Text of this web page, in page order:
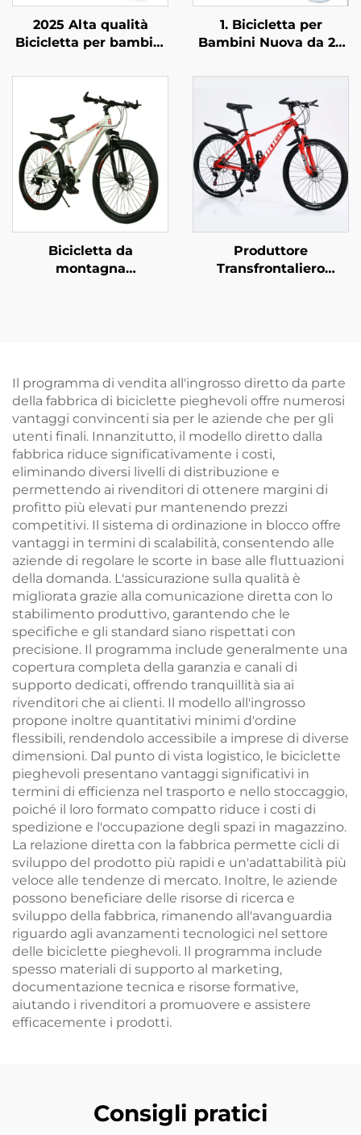
2025 Alta qualità
Bicicletta per bambini
acciaio Singola
velocità & Freno a
pedale posteriore
Design semplice e
sicuro per ragazzi e
ragazze
1. Bicicletta per
Bambini Nuova da 20
Anni, Colori Popolari,
una Bicicletta Bella e
Studiata per le
Ragazze
Bicicletta da
montagna
acciaio, fuoristrada
Produttore
Transfrontaliero
Forcella in Acciaio
Freno a Disco con
Pedali Normali
Il programma di vendita all'ingrosso diretto da parte
della fabbrica di biciclette pieghevoli offre numerosi
vantaggi convincenti sia per le aziende che per gli
utenti finali. Innanzitutto, il modello diretto dalla
fabbrica riduce significativamente i costi,
eliminando diversi livelli di distribuzione e
permettendo ai rivenditori di ottenere margini di
profitto più elevati pur mantenendo prezzi
competitivi. Il sistema di ordinazione in blocco offre
vantaggi in termini di scalabilità, consentendo alle
aziende di regolare le scorte in base alle fluttuazioni
della domanda. L'assicurazione sulla qualità è
migliorata grazie alla comunicazione diretta con lo
stabilimento produttivo, garantendo che le
specifiche e gli standard siano rispettati con
precisione. Il programma include generalmente una
copertura completa della garanzia e canali di
supporto dedicati, offrendo tranquillità sia ai
rivenditori che ai clienti. Il modello all'ingrosso
propone inoltre quantitativi minimi d'ordine
flessibili, rendendolo accessibile a imprese di diverse
dimensioni. Dal punto di vista logistico, le biciclette
pieghevoli presentano vantaggi significativi in
termini di efficienza nel trasporto e nello stoccaggio,
poiché il loro formato compatto riduce i costi di
spedizione e l'occupazione degli spazi in magazzino.
La relazione diretta con la fabbrica permette cicli di
sviluppo del prodotto più rapidi e un'adattabilità più
veloce alle tendenze di mercato. Inoltre, le aziende
possono beneficiare delle risorse di ricerca e
sviluppo della fabbrica, rimanendo all'avanguardia
riguardo agli avanzamenti tecnologici nel settore
delle biciclette pieghevoli. Il programma include
spesso materiali di supporto al marketing,
documentazione tecnica e risorse formative,
aiutando i rivenditori a promuovere e assistere
efficacemente i prodotti.
Consigli pratici